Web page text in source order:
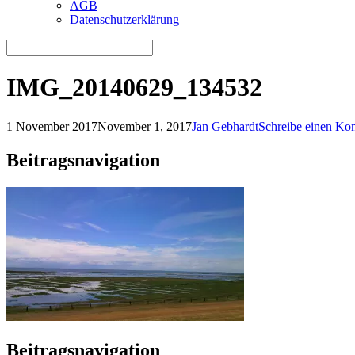
AGB
Datenschutzerklärung
IMG_20140629_134532
1 November 2017November 1, 2017Jan GebhardtSchreibe einen
Beitragsnavigation
Beitragsnavigation